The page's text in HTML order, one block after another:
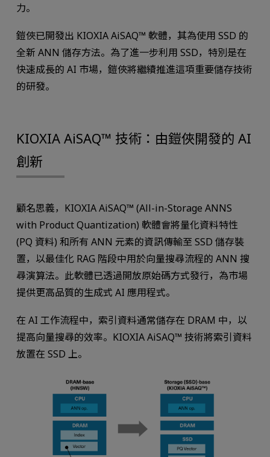
力。
鎧俠已開發出 KIOXIA AiSAQ™ 軟體，其為使用 SSD 的
全新 ANN 儲存方法。為了進一步利用 SSD，特別是在
快速成長的 AI 市場，鎧俠將繼續推進這項重要儲存技術
的研發。
KIOXIA AiSAQ™ 技術：由鎧俠開發的 AI
創新
顧名思義，KIOXIA AiSAQ™ (All-in-Storage ANNS
with Product Quantization) 軟體會將量化資料特性
(PQ 資料) 和所有 ANN 元素的資訊傳輸至 SSD 儲存裝
置，以最佳化 RAG 階段中用於向量搜尋流程的 ANN 搜
尋演算法。此軟體已透過開放原始碼方式發行，為市場
提供更高品質的生成式 AI 應用程式。
在 AI 工作流程中，索引資料通常儲存在 DRAM 中，以
提高向量搜尋的效率。KIOXIA AiSAQ™ 技術將索引資料
放置在 SSD 上。